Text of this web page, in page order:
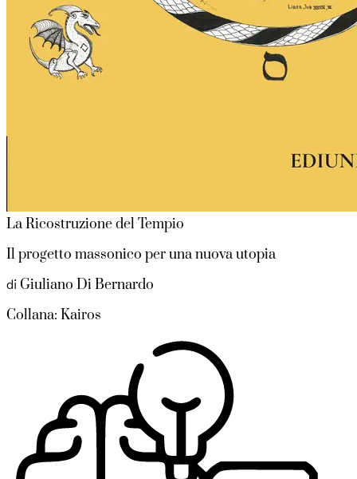
La Ricostruzione del Tempio
Il progetto massonico per una nuova utopia
di Giuliano Di Bernardo
Collana: Kairos